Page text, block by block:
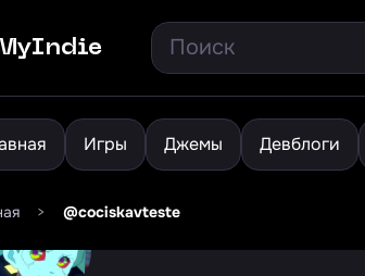
MyIndie
Игры Джемы Девблоги
> @cociskavteste